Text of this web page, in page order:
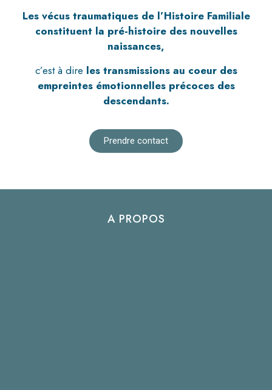
Les vécus traumatiques de l’Histoire Familiale
constituent la pré-histoire des nouvelles
naissances,
c’est à dire les transmissions au coeur des
empreintes émotionnelles précoces des
descendants.
Prendre contact
A PROPOS